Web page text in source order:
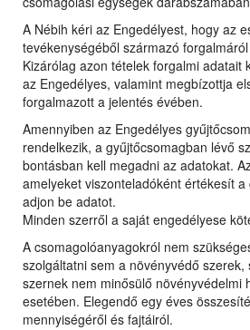
A Nébih kéri az Engedélyest, hogy az
tevékenységéből származó
Kizárólag azon tételek forgalmi adatait
az Engedélyes, valamint megbízottja
forgalmazott a jelentés évében.
Amennyiben az Engedélyes
rendelkezik, a gyűjtőcsomagban lévő
bontásban kell megadni az adatokat.
amelyeket viszonteladóként értékesít
adjon be adatot.
Minden szerről a saját engedélyese
A csomagolóanyagokról nem
szolgáltatni sem a növényvédő szerek,
szernek nem minősülő növényvédelmi
esetében. Elegendő egy éves
mennyiségéről és fajtáiról.